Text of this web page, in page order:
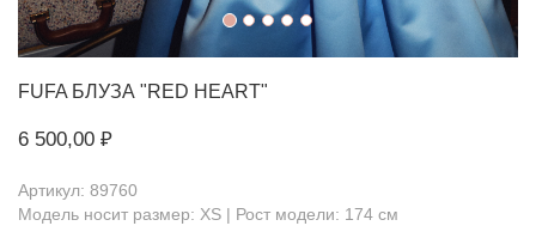
FUFA БЛУЗА "RED HEART"
6 500,00 ₽
Артикул: 89760
Модель носит размер: XS | Рост модели: 174 см